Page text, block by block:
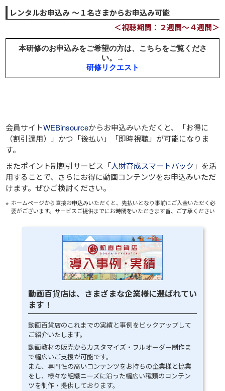
レンタルお申込み ～１名さまからお申込み可能
＜視聴期間：２週間～４週間＞
会員サイトWEBinsourceからお申込みいただくと、
「お得に
（割引適用）」 かつ 「後払い」 「即時視聴」 が可能になりま
す。
またポイント制割引サービス「人財育成スマートパック 」を活
用することで、さらにお得に動画コンテンツをお申込みいただ
けます。ぜひご検討ください。
ホームページから直接お申込みいただくと、先払いとなり事前にご入金いただく必
要がございます。サービスご提供までにお時間をいただきます旨、ご了承ください
動画百貨店は、さまざまな企業様に選ばれてい
ます！
動画百貨店のこれまでの実績と事例をピックアップして
ご紹介いたします。
動画教材の販売からカスタマイズ・フルオーダー制作ま
で幅広いご支援が可能です。
また、専門性の高いコンテンツをお持ちの企業様と協業
をし、様々な組織ニーズに沿った幅広い種類のコンテン
ツを制作・提供しております。